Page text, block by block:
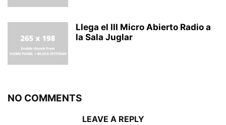
Llega el III Micro Abierto Radio a
la Sala Juglar
NO COMMENTS
LEAVE A REPLY